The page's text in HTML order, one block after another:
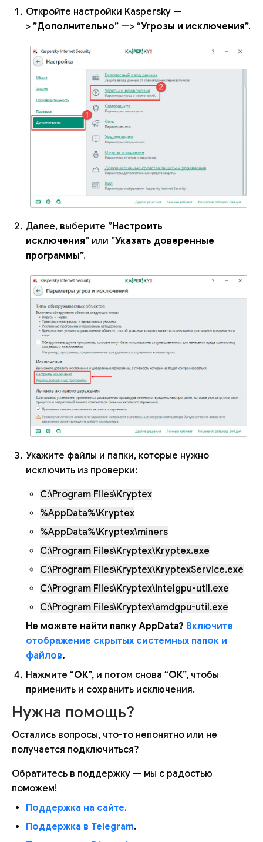
Откройте настройки Kaspersky —
> ”Дополнительно” —> “Угрозы и исключения”.
Далее, выберите ”Настроить
исключения” или ”Указать доверенные
программы”.
Укажите файлы и папки, которые нужно
исключить из проверки:
C:\Program Files\Kryptex
%AppData%\Kryptex
%AppData%\Kryptex\miners
C:\Program Files\Kryptex\Kryptex.exe
C:\Program Files\Kryptex\KryptexService.exe
C:\Program Files\Kryptex\intelgpu-util.exe
C:\Program Files\Kryptex\amdgpu-util.exe
Не можете найти папку AppData? Включите
отображение скрытых системных папок и
файлов.
Нажмите “ОК”, и потом снова “ОК”, чтобы
применить и сохранить исключения.
Нужна помощь?
Остались вопросы, что-то непонятно или не
получается подключиться?
Обратитесь в поддержку — мы с радостью
поможем!
Поддержка на сайте.
Поддержка в Telegram.